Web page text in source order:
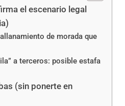
el escenario legal
de morada que
a terceros: posible estafa
(sin ponerte en